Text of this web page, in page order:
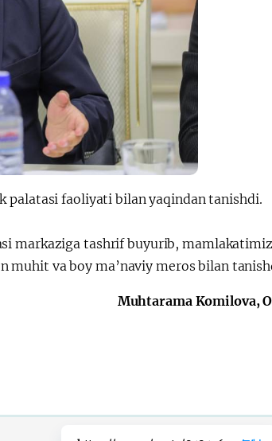
palatasi faoliyati bilan yaqindan tanishdi.
markaziga tashrif buyurib,
va boy ma’naviy meros bilan
Muhtarama Komilova,